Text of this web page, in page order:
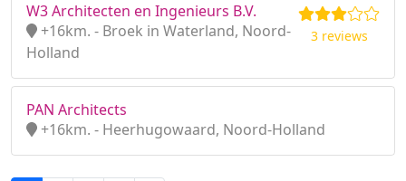
W3 Architecten en Ingenieurs B.V.
+16km. - Broek in Waterland, Noord-
Holland
3 reviews
PAN Architects
+16km. - Heerhugowaard, Noord-Holland